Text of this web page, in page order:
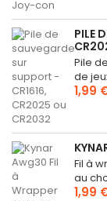
PILE
Pile
de
1,99
Fil à
au
1,99